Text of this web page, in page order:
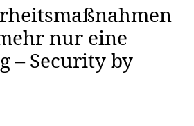
nur eine
– Security by